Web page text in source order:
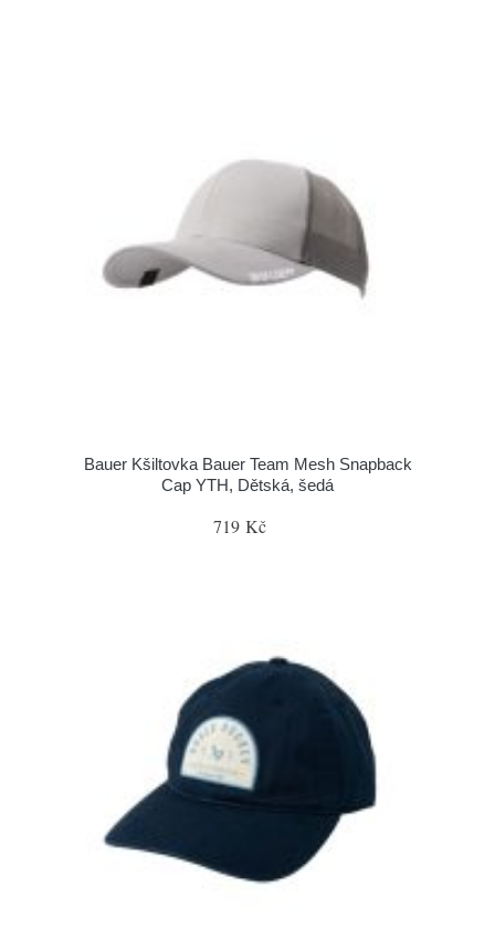
Bauer Kšiltovka Bauer Team Mesh Snapback
Cap YTH, Dětská, šedá
719 Kč